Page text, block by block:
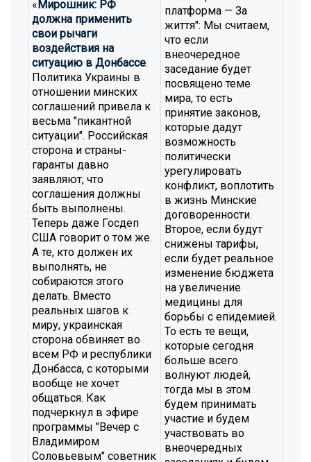
« Мирошник: РФ
должна применить
свои рычаги
воздействия на
ситуацию в Донбассе.
Политика Украины в
отношении минских
соглашений привела к
весьма "пикантной
ситуации". Российская
сторона и страны-
гаранты давно
заявляют, что
соглашения должны
быть выполнены.
Теперь даже Госдеп
США говорит о том же.
А те, кто должен их
выполнять, не
собираются этого
делать. Вместо
реальных шагов к
миру, украинская
сторона обвиняет во
всем РФ и республики
Донбасса, с которыми
вообще не хочет
общаться. Как
подчеркнул в эфире
программы "Вечер с
Владимиром
Соловьевым" советник
платформа — За
життя": Мы считаем,
что если
внеочередное
заседание будет
посвящено теме
мира, то есть
принятие законов,
которые дадут
возможность
политически
урегулировать
конфликт, воплотить
в жизнь Минские
договоренности.
Второе, если будут
снижены тарифы,
если будет реальное
изменение бюджета
на увеличение
медицины для
борьбы с епидемией.
То есть те вещи,
которые сегодня
больше всего
волнуют людей,
тогда мы в этом
будем принимать
участие и будем
участвовать во
внеочередных